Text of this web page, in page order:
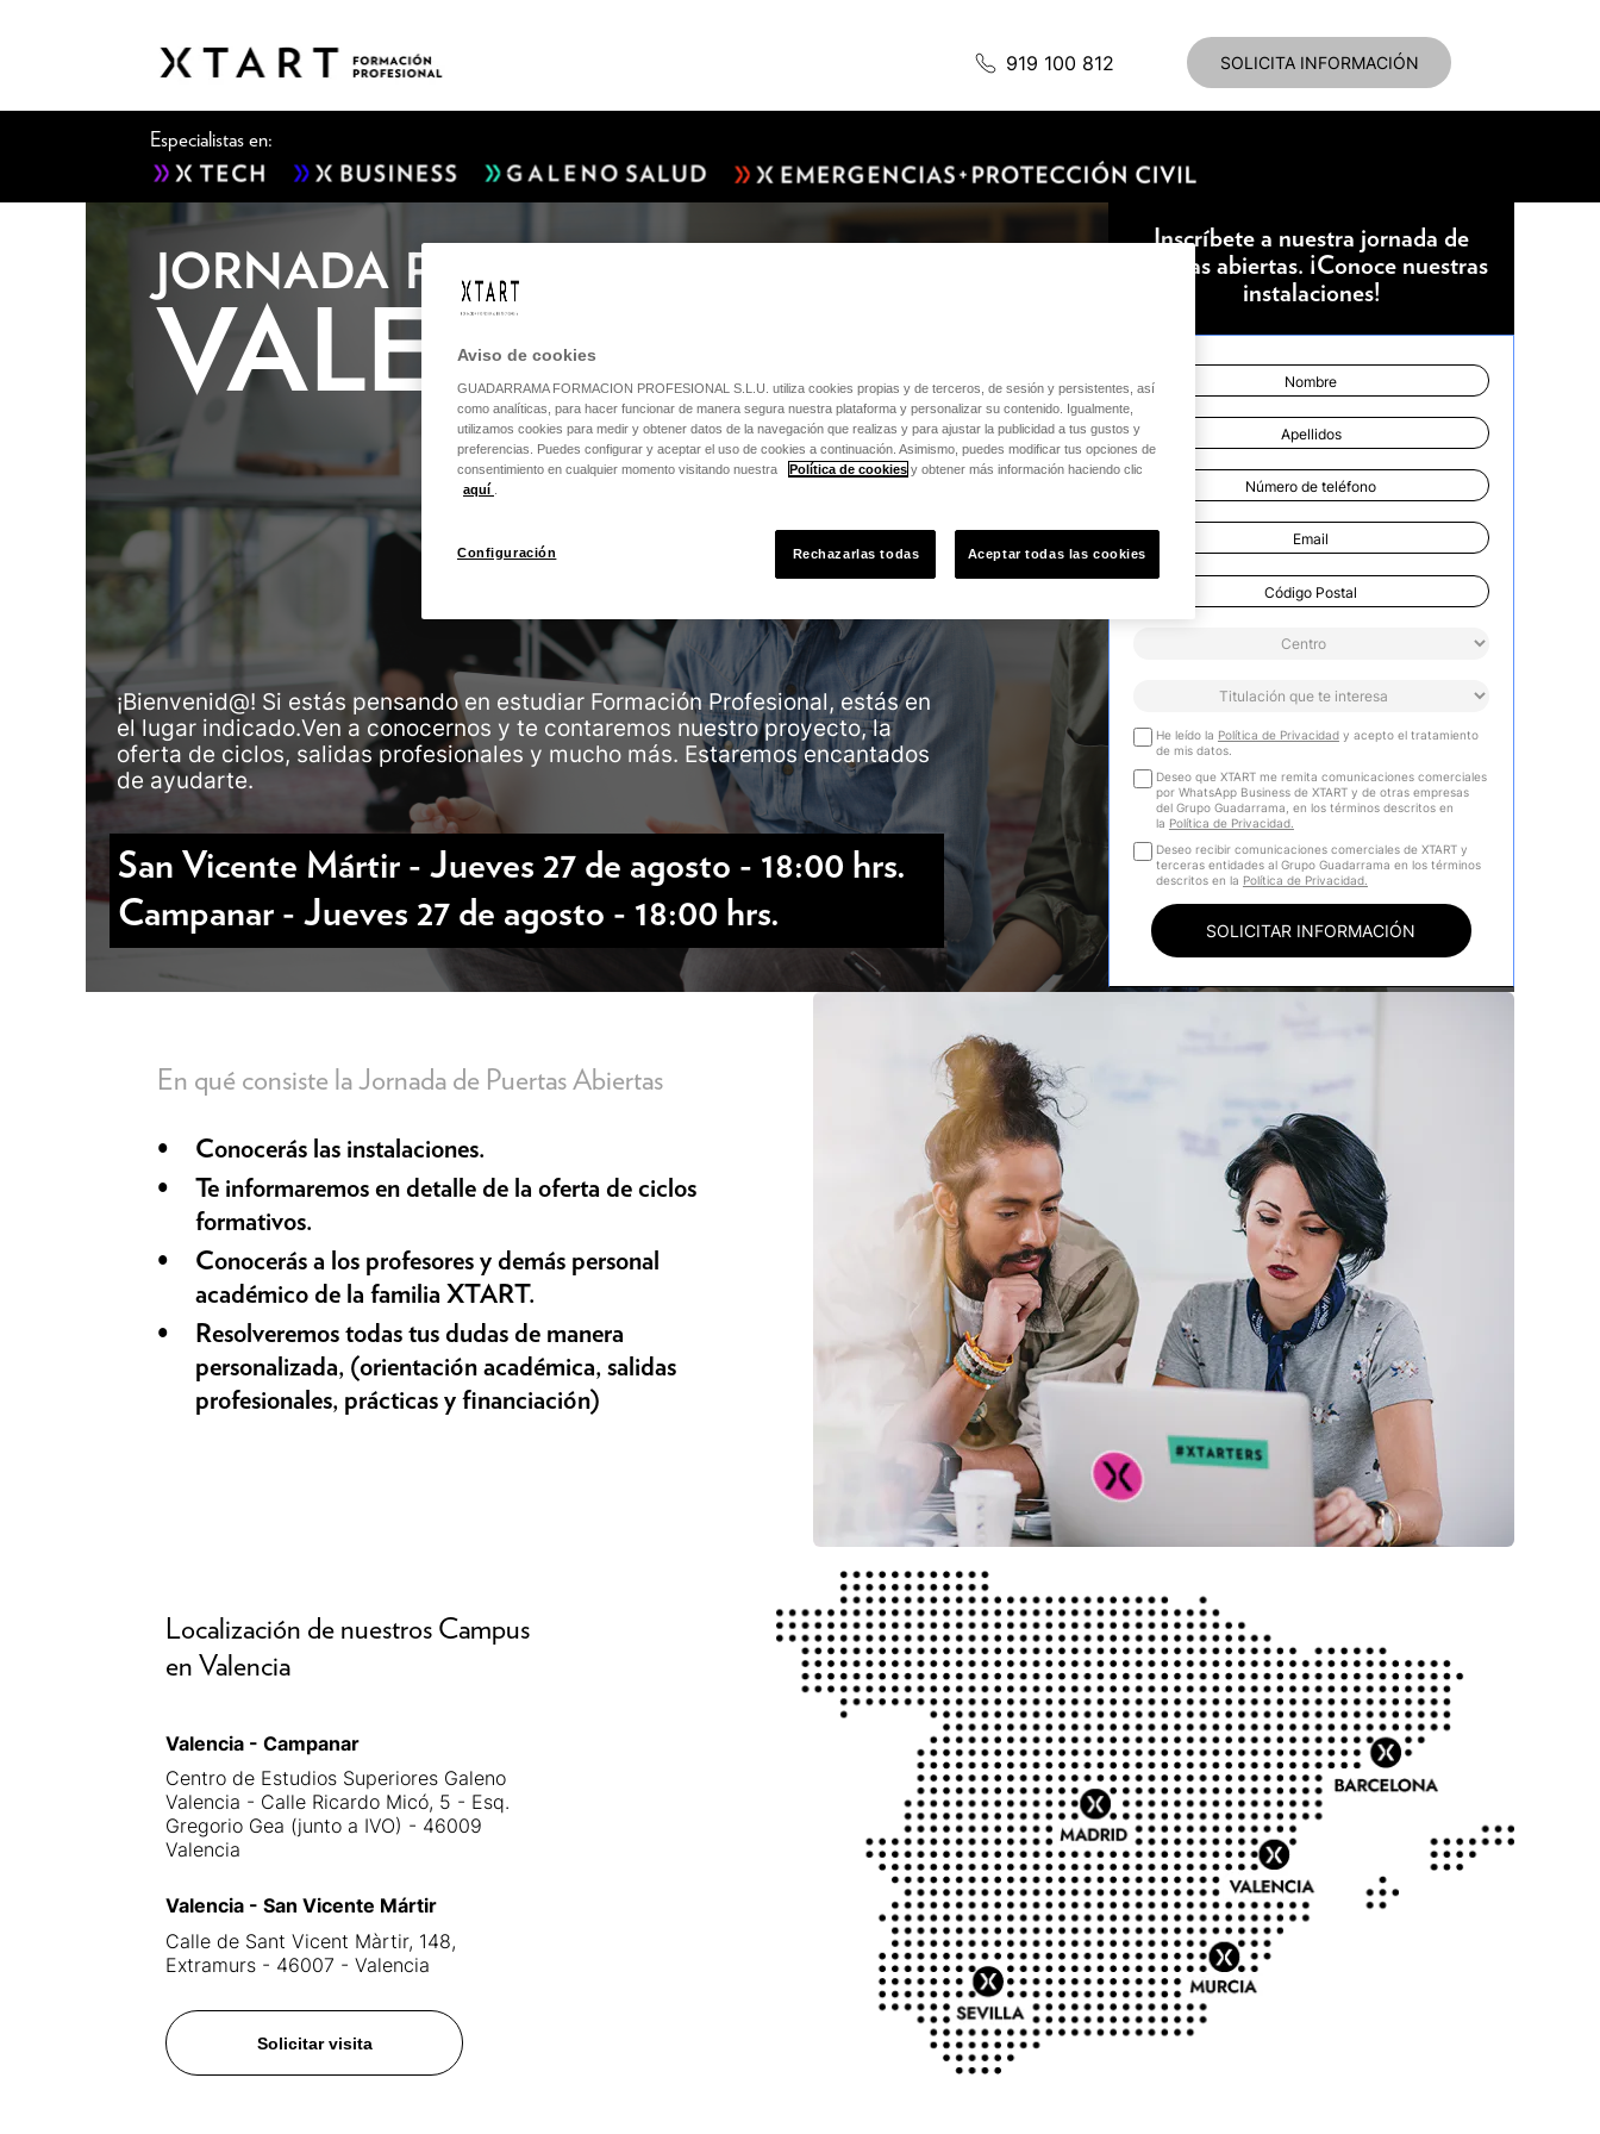
SOLICITA INFORMACIÓN
919 100 812
Especialistas en:
Inscríbete a nuestra jornada de
puertas abiertas. ¡Conoce nuestras
instalaciones!
He leído la Política de Privacidady acepto el tratamiento
de mis datos.
Deseo que XTART me remita comunicaciones comerciales
por WhatsApp Business de XTART y de otras empresas
del Grupo Guadarrama, en los términos descritos en
la Política de Privacidad.
Deseo recibir comunicaciones comerciales de XTART y
terceras entidades al Grupo Guadarrama en los términos
descritos en la Política de Privacidad.
SOLICITAR INFORMACIÓN
JORNADA PUERTAS ABIERTAS
VALENCIA
San Vicente Mártir - Jueves 27 de agosto - 18:00 hrs.
Campanar - Jueves 27 de agosto - 18:00 hrs.
¡Bienvenid@! Si estás pensando en estudiar Formación Profesional, estás en
el lugar indicado.Ven a conocernos y te contaremos nuestro proyecto, la
oferta de ciclos, salidas profesionales y mucho más. Estaremos encantados
de ayudarte.
En qué consiste la Jornada de Puertas Abiertas
Conocerás las instalaciones.
Te informaremos en detalle de la oferta de ciclos
formativos.
Conocerás a los profesores y demás personal
académico de la familia XTART.
Resolveremos todas tus dudas de manera
personalizada, (orientación académica, salidas
profesionales, prácticas y financiación)
Localización de nuestros Campus
en Valencia
Centro de Estudios Superiores Galeno
Valencia - Calle Ricardo Micó, 5 - Esq.
Gregorio Gea (junto a IVO) - 46009
Valencia
Solicitar visita
Calle de Sant Vicent Màrtir, 148,
Extramurs - 46007 - Valencia
Valencia - Campanar
Valencia - San Vicente Mártir
Aviso de cookies
GUADARRAMA FORMACION PROFESIONAL S.L.U. utiliza cookies propias y de terceros, de sesión y persistentes, así
como analíticas, para hacer funcionar de manera segura nuestra plataforma y personalizar su contenido. Igualmente,
utilizamos cookies para medir y obtener datos de la navegación que realizas y para ajustar la publicidad a tus gustos y
preferencias. Puedes configurar y aceptar el uso de cookies a continuación. Asimismo, puedes modificar tus opciones de
consentimiento en cualquier momento visitando nuestra
Política de cookies y obtener más información haciendo clic
aquí
Rechazarlas todas Aceptar todas las cookies
Configuración